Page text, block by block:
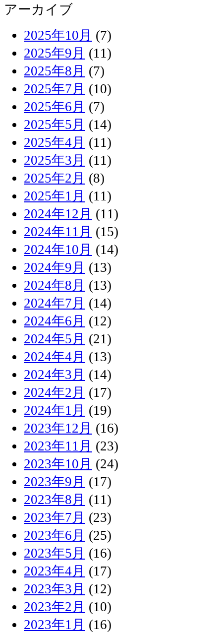
アーカイブ
2025年10月 (7)
2025年9月 (11)
2025年8月 (7)
2025年7月 (10)
2025年6月 (7)
2025年5月 (14)
2025年4月 (11)
2025年3月 (11)
2025年2月 (8)
2025年1月 (11)
2024年12月 (11)
2024年11月 (15)
2024年10月 (14)
2024年9月 (13)
2024年8月 (13)
2024年7月 (14)
2024年6月 (12)
2024年5月 (21)
2024年4月 (13)
2024年3月 (14)
2024年2月 (17)
2024年1月 (19)
2023年12月 (16)
2023年11月 (23)
2023年10月 (24)
2023年9月 (17)
2023年8月 (11)
2023年7月 (23)
2023年6月 (25)
2023年5月 (16)
2023年4月 (17)
2023年3月 (12)
2023年2月 (10)
2023年1月 (16)